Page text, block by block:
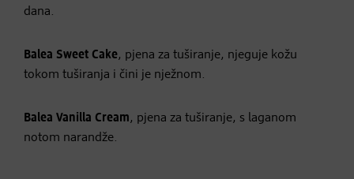
dana.
Balea Sweet Cake, pjena za tuširanje, njeguje kožu
tokom tuširanja i čini je nježnom.
Balea Vanilla Cream, pjena za tuširanje, s laganom
notom narandže.